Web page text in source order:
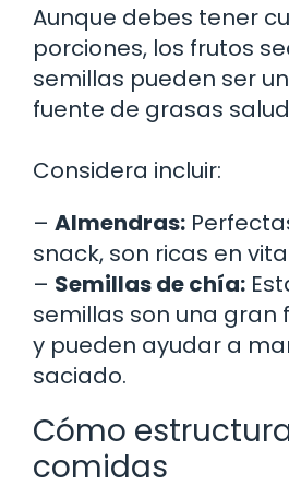
Aunque debes tener
porciones, los frutos
semillas pueden ser
fuente de grasas
Considera incluir:
– Almendras:
snack, son ricas en
– Semillas de chía:
semillas son una gran
y pueden ayudar a
saciado.
Cómo
comidas